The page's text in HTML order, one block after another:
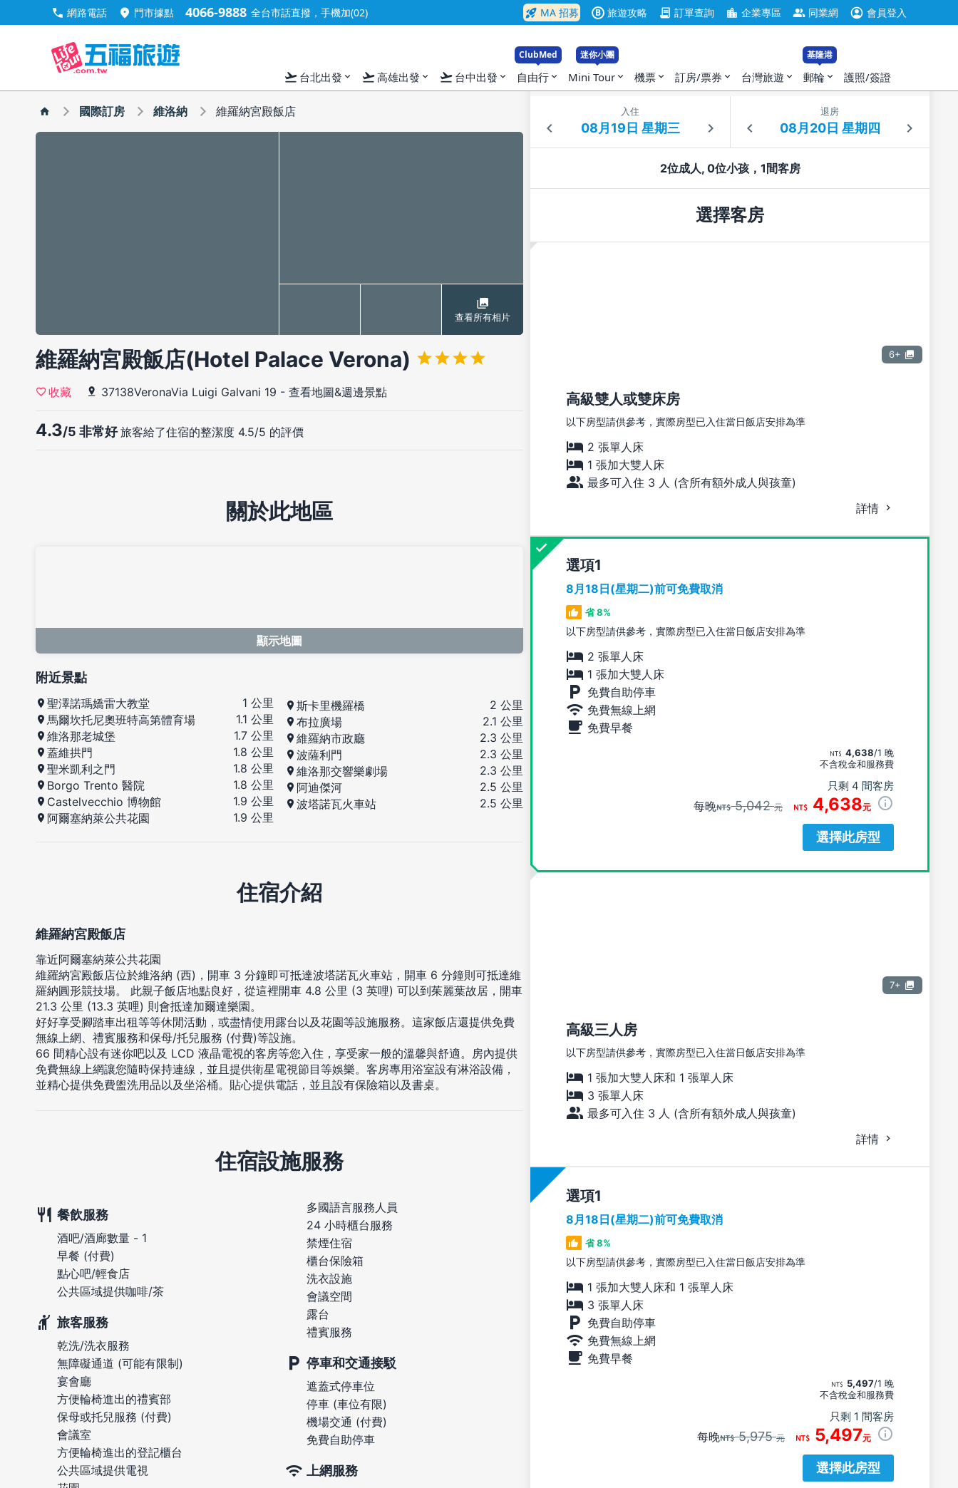
call 網路電話 location_on 門市據點 4066-9888 全台市話直撥，手機加(02) rocket_launch MA 招募 B 旅遊攻略 contract 訂單查詢 location_city 企業專區 group 同業網 account_circle 會員登入
flight_takeoff 台北出發 expand_more flight_takeoff高雄出發 expand_more flight_takeoff 台中出發 expand_more
ClubMed
自由行 expand_more
迷你小團
Mini Tour expand_more 機票 expand_more 訂房/票券 expand_more 台灣旅遊 expand_more
基隆港
郵輪 expand_more 護照/簽證
國際訂房 維洛納 維羅納宮殿飯店
查看所有相片
維羅納宮殿飯店(Hotel Palace Verona)
收藏 37138VeronaVia Luigi Galvani 19 - 查看地圖&週邊景點
4.3/5 非常好旅客給了住宿的整潔度 4.5/5 的評價
入住 退房
2位成人, 0位小孩，1間客房
選擇客房
6+
高級雙人或雙床房
以下房型請供參考，實際房型已入住當日飯店安排為準
2 張單人床
1 張加大雙人床
最多可入住 3 人 (含所有額外成人與孩童)
詳情
選項
8月18日(星期二)前可免費取消
省 8%
以下房型請供參考，實際房型已入住當日飯店安排為準
2 張單人床
1 張加大雙人床
免費自助停車
免費無線上網
免費早餐
4,638/1 晚
不含稅金和服務費
只剩 4 間客房
每晚 5,042元 4,638元
選擇此房型
7+
高級三人房
以下房型請供參考，實際房型已入住當日飯店安排為準
1 張加大雙人床和 1 張單人床
3 張單人床
最多可入住 3 人 (含所有額外成人與孩童)
詳情
選項
8月18日(星期二)前可免費取消
省 8%
以下房型請供參考，實際房型已入住當日飯店安排為準
1 張加大雙人床和 1 張單人床
3 張單人床
免費自助停車
免費無線上網
免費早餐
5,497/1 晚
不含稅金和服務費
只剩 1 間客房
每晚 5,975元 5,497元
選擇此房型
關於此地區
顯示地圖
附近景點
聖澤諾瑪嬌雷大教堂
1 公里
馬爾坎托尼奧班特高第體育場
1.1 公里
維洛那老城堡
1.7 公里
蓋維拱門
1.8 公里
聖米凱利之門
1.8 公里
Borgo Trento 醫院
1.8 公里
Castelvecchio 博物館
1.9 公里
阿爾塞納萊公共花園
1.9 公里
斯卡里機羅橋
2 公里
布拉廣場
2.1 公里
維羅納市政廳
2.3 公里
波薩利門
2.3 公里
維洛那交響樂劇場
2.3 公里
阿迪傑河
2.5 公里
波塔諾瓦火車站
2.5 公里
住宿介紹
維羅納宮殿飯店
靠近阿爾塞納萊公共花園
維羅納宮殿飯店位於維洛納 (西)，開車 3 分鐘即可抵達波塔諾瓦火車站，開車 6 分鐘則可抵達維
羅納圓形競技場。 此親子飯店地點良好，從這裡開車 4.8 公里 (3 英哩) 可以到茱麗葉故居，開車
21.3 公里 (13.3 英哩) 則會抵達加爾達樂園。
好好享受腳踏車出租等等休閒活動，或盡情使用露台以及花園等設施服務。這家飯店還提供免費
無線上網、禮賓服務和保母/托兒服務 (付費)等設施。
66 間精心設有迷你吧以及 LCD 液晶電視的客房等您入住，享受家一般的溫馨與舒適。房內提供
免費無線上網讓您隨時保持連線，並且提供衛星電視節目等娛樂。客房專用浴室設有淋浴設備，
並精心提供免費盥洗用品以及坐浴桶。貼心提供電話，並且設有保險箱以及書桌。
住宿設施服務
餐飲服務
酒吧/酒廊數量 - 1
早餐 (付費)
點心吧/輕食店
公共區域提供咖啡/茶
旅客服務
乾洗/洗衣服務
無障礙通道 (可能有限制)
宴會廳
方便輪椅進出的禮賓部
保母或托兒服務 (付費)
會議室
方便輪椅進出的登記櫃台
公共區域提供電視
多國語言服務人員
24 小時櫃台服務
禁煙住宿
櫃台保險箱
洗衣設施
會議空間
露台
禮賓服務
停車和交通接駁
遮蓋式停車位
停車 (車位有限)
機場交通 (付費)
免費自助停車
上網服務